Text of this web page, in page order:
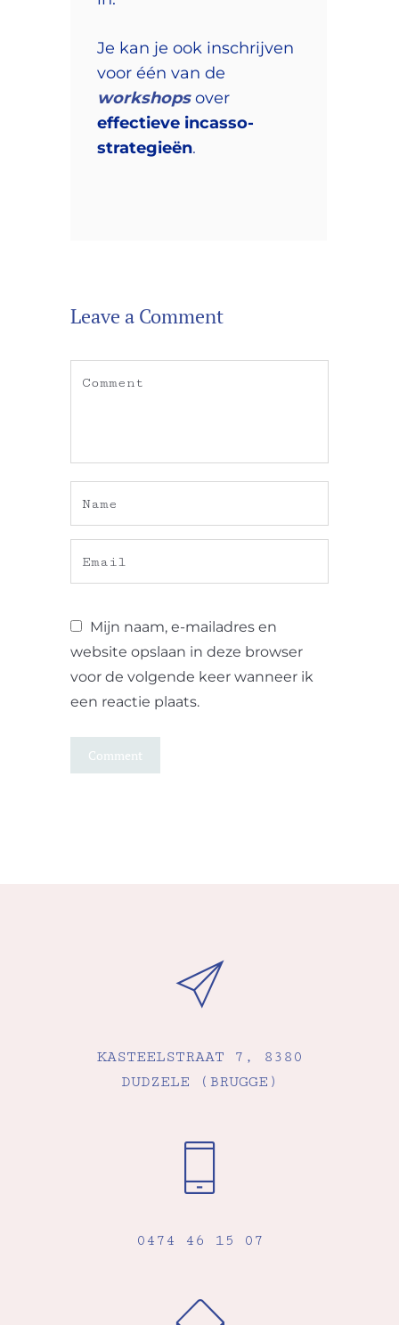
Je kan je ook inschrijven
voor één van de
workshopsover
effectieve incasso-
strategieën.
Leave a Comment
Mijn naam, e-mailadres en
website opslaan in deze browser
voor de volgende keer wanneer ik
een reactie plaats.
KASTEELSTRAAT 7, 8380
DUDZELE (BRUGGE)
0474 46 15 07